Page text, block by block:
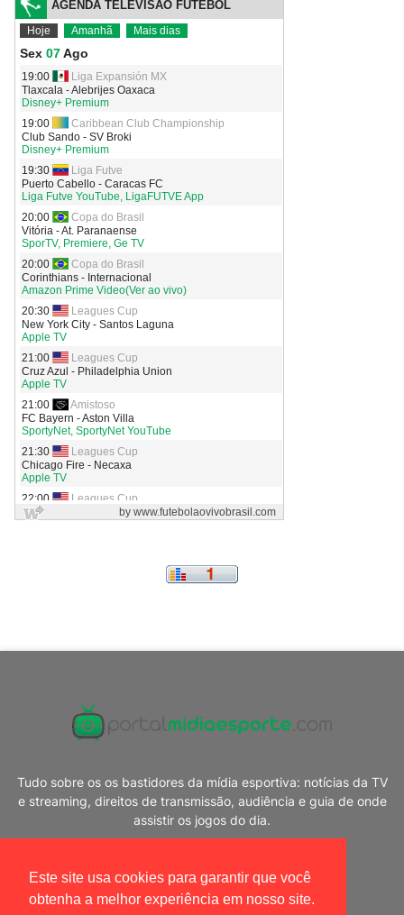
Este site usa cookies para garantir que você
obtenha a melhor experiência em nosso site.
Tudo sobre os os bastidores da mídia esportiva: notícias da TV
e streaming, direitos de transmissão, audiência e guia de onde
assistir os jogos do dia.